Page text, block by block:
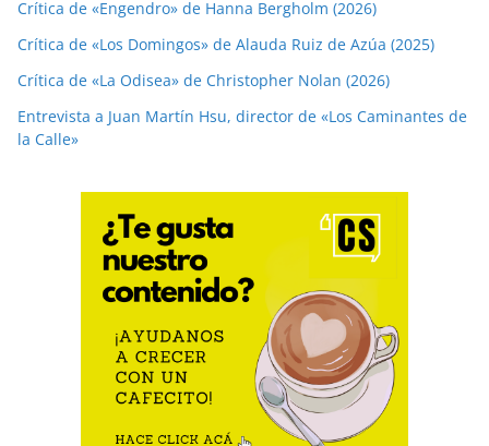
Crítica de «Engendro» de Hanna Bergholm (2026)
Crítica de «Los Domingos» de Alauda Ruiz de Azúa (2025)
Crítica de «La Odisea» de Christopher Nolan (2026)
Entrevista a Juan Martín Hsu, director de «Los Caminantes de
la Calle»